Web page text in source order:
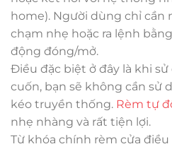
home). Người dùng chỉ cần
chạm nhẹ hoặc ra lệnh
động đóng/mở.
Điều đặc biệt ở đây là khi
cuốn, bạn sẽ không cần sử
kéo truyền thống. Rèm tự
nhẹ nhàng và rất tiện lợi.
Từ khóa chính rèm cửa